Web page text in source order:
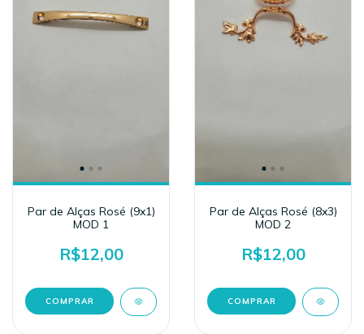
Par de Alças Rosé (9x1)
MOD 1
R$12,00
Par de Alças Rosé (8x3)
MOD 2
R$12,00